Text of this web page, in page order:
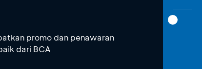
promo dan penawaran
dari BCA